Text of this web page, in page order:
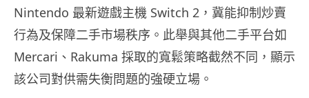
Nintendo 最新遊戲主機 Switch 2，冀能抑制炒賣
行為及保障二手市場秩序。此舉與其他二手平台如
Mercari、Rakuma 採取的寬鬆策略截然不同，顯示
該公司對供需失衡問題的強硬立場。